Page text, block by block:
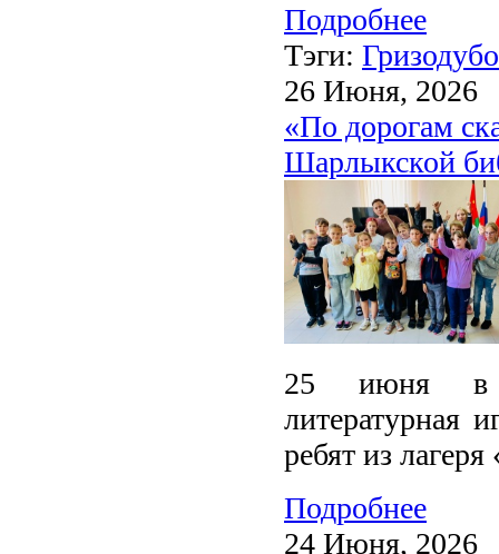
Подробнее
Тэги:
26 Июня, 2026
«По дорогам
Шарлыкской
25 июня в
литературная
ребят из
Подробнее
24 Июня, 2026